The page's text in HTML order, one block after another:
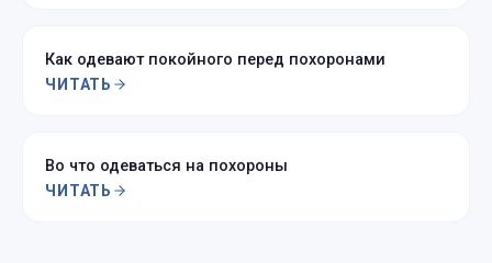
Как одевают покойного перед похоронами
ЧИТАТЬ
Во что одеваться на похороны
ЧИТАТЬ